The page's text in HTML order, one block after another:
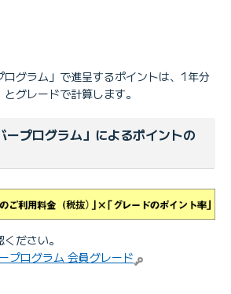
ログラム」で進呈するポイントは、1年分
グレードで計算します。
ープログラム」によるポイントの
ださい。
プログラム 会員グレード